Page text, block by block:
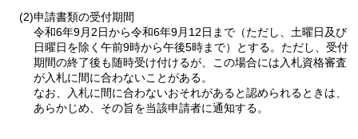
(2)申請書類の受付期間
令和6年9月2日から令和6年9月12日まで（ただし、土曜日及び
日曜日を除く午前9時から午後5時まで）とする。ただし、受付
期間の終了後も随時受け付けるが、この場合には入札資格審査
が入札に間に合わないことがある。
なお、入札に間に合わないおそれがあると認められるときは、
あらかじめ、その旨を当該申請者に通知する。